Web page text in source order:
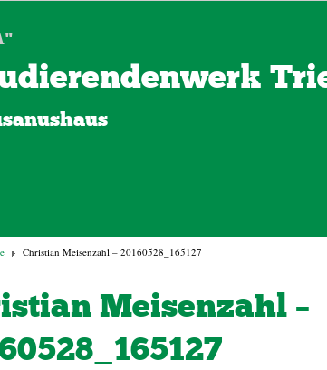
Christian Meisenzahl – 20160528_165127
Meisenzahl –